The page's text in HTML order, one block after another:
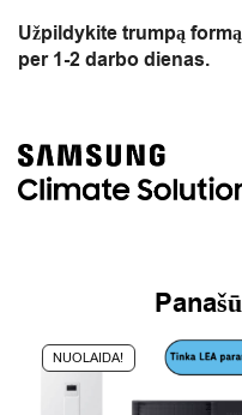
Užpildykite trumpą
per 1-2 darbo dienas.
NUOLAIDA!